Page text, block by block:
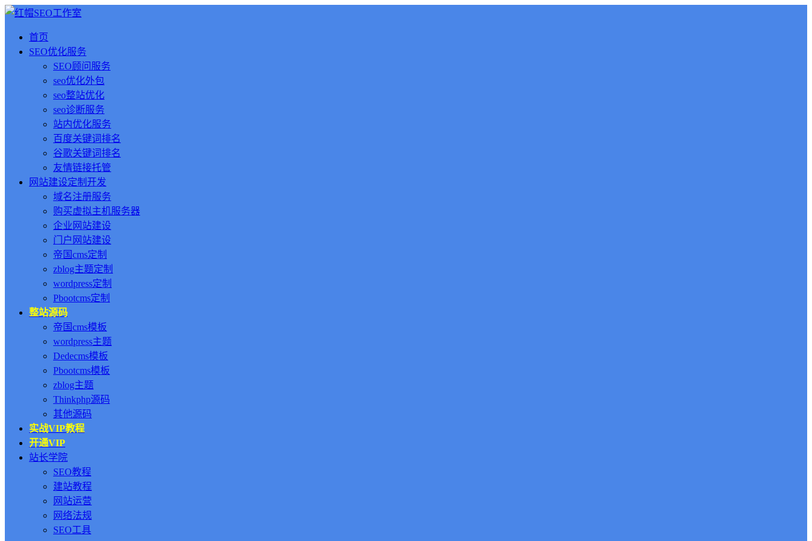
首页
SEO优化服务
SEO顾问服务
seo优化外包
seo整站优化
seo诊断服务
站内优化服务
百度关键词排名
谷歌关键词排名
友情链接托管
网站建设定制开发
域名注册服务
购买虚拟主机服务器
企业网站建设
门户网站建设
帝国cms定制
zblog主题定制
wordpress定制
Pbootcms定制
整站源码
帝国cms模板
wordpress主题
Dedecms模板
Pbootcms模板
zblog主题
Thinkphp源码
其他源码
实战VIP教程
开通VIP
站长学院
SEO教程
建站教程
网站运营
网络法规
SEO工具